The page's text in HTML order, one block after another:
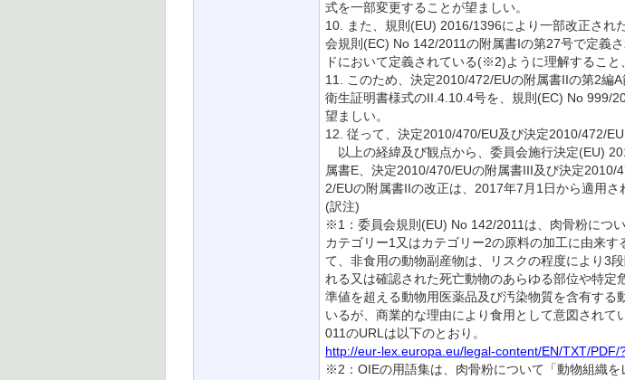
式を一部変更することが望ましい。
10. また、規則(EU) 2016/1396により一部改正され
会規則(EC) No 142/2011の附属書Iの第27号で定義
ドにおいて定義されている(※2)ように理解すること
11. このため、決定2010/472/EUの附属書IIの第2編
衛生証明書様式のII.4.10.4号を、規則(EC) No 999/
望ましい。
12. 従って、決定2010/470/EU及び決定2010/472/
以上の経緯及び観点から、委員会施行決定(EU)
属書E、決定2010/470/EUの附属書III及び決定
2/EUの附属書IIの改正は、2017年7月1日から適用さ
(訳注)
※1：委員会規則(EU) No 142/2011は、肉骨粉につ
カテゴリー1又はカテゴリー2の原料の加工に由来
て、非食用の動物副産物は、リスクの程度により3
れる又は確認された死亡動物のあらゆる部位や特
準値を超える動物用医薬品及び汚染物質を含有す
いるが、商業的な理由により食用として意図され
011のURLは以下のとおり。
http://eur-lex.europa.eu/legal-content/EN/TXT/PDF/
※2：OIEの用語集は、肉骨粉について「動物組織